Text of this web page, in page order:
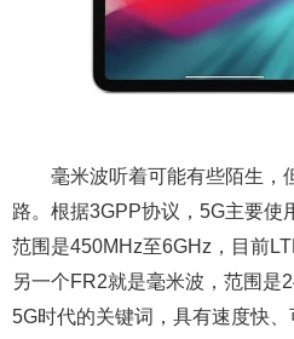
毫米波听着可能有些陌生，
路。根据3GPP协议，5G主要使
范围是450MHz至6GHz，目前
另一个FR2就是毫米波，范围是
5G时代的关键词，具有速度快